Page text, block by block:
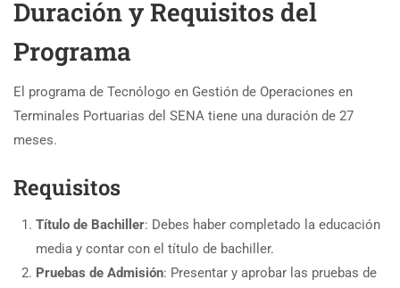
Duración y Requisitos del
Programa
El programa de Tecnólogo en Gestión de Operaciones en
Terminales Portuarias del SENA tiene una duración de 27
meses.
Requisitos
Título de Bachiller: Debes haber completado la educación
media y contar con el título de bachiller.
Pruebas de Admisión: Presentar y aprobar las pruebas de